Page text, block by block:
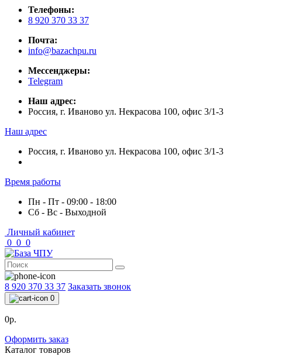
Телефоны:
8 920 370 33 37
Почта:
info@bazachpu.ru
Мессенджеры:
Telegram
Наш адрес:
Россия, г. Иваново ул. Некрасова 100, офис 3/1-3
Наш адрес
Россия, г. Иваново ул. Некрасова 100, офис 3/1-3
Время работы
Пн - Пт - 09:00 - 18:00
Сб - Вс - Выходной
Личный кабинет
0 0 0
8 920 370 33 37 Заказать звонок
0
0р.
Оформить заказ
Каталог товаров